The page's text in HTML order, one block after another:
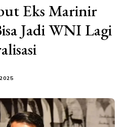
Eks Marinir
Jadi WNI Lagi